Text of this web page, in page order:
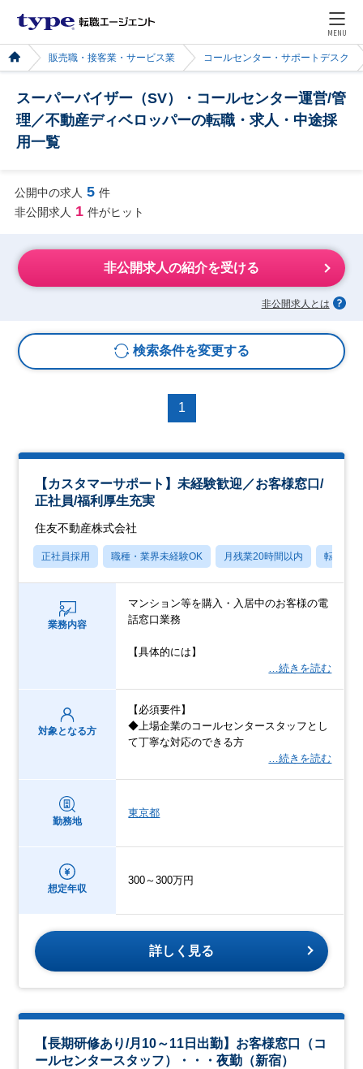
MENU
販売職・接客業・サービス業 コールセンター・サポートデスク
スーパーバイザー（SV）・コールセンター運営/管
理／不動産ディベロッパーの転職・求人・中途採
用一覧
公開中の求人 5 件
非公開求人 1 件がヒット
非公開求人の紹介を受ける
非公開求人とは
検索条件を変更する
1
【カスタマーサポート】未経験歓迎／お客様窓口/
正社員/福利厚生充実
住友不動産株式会社
正社員採用 職種・業界未経験OK 月残業20時間以内 転勤なし
業務内容
マンション等を購入・入居中のお客様の電
話窓口業務
【具体的には】
…続きを読む
対象となる方
【必須要件】
◆上場企業のコールセンタースタッフとし
て丁寧な対応のできる方
…続きを読む
勤務地
東京都
想定年収
300～300万円
詳しく見る
【長期研修あり/月10～11日出勤】お客様窓口（コ
ールセンタースタッフ）・・・夜勤（新宿）